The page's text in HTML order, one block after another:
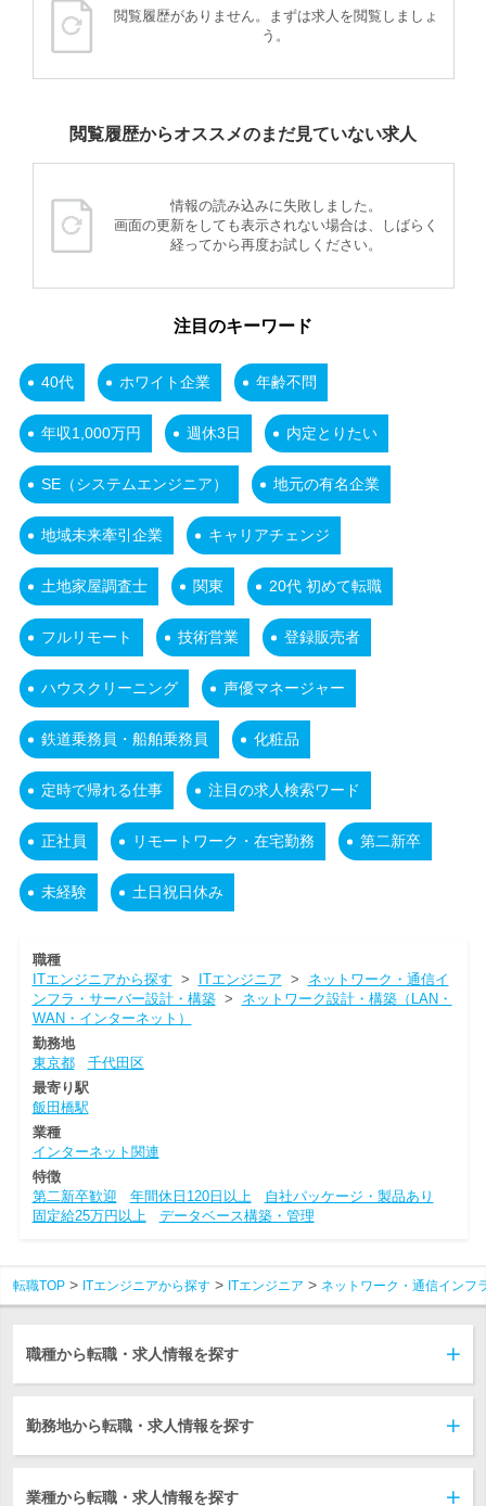
閲覧履歴がありません。まずは求人を閲覧しましょ
う。
閲覧履歴からオススメのまだ見ていない求人
情報の読み込みに失敗しました。
画面の更新をしても表示されない場合は、しばらく
経ってから再度お試しください。
注目のキーワード
40代 ホワイト企業 年齢不問
年収1,000万円 週休3日 内定とりたい
SE（システムエンジニア） 地元の有名企業
地域未来牽引企業 キャリアチェンジ
土地家屋調査士 関東 20代 初めて転職
フルリモート 技術営業 登録販売者
ハウスクリーニング 声優マネージャー
鉄道乗務員・船舶乗務員 化粧品
定時で帰れる仕事 注目の求人検索ワード
正社員 リモートワーク・在宅勤務 第二新卒
未経験 土日祝日休み
職種
ITエンジニアから探す > ITエンジニア > ネットワーク・通信イ
ンフラ・サーバー設計・構築> ネットワーク設計・構築（LAN・
WAN・インターネット）
勤務地
東京都
千代田区
最寄り駅
飯田橋駅
業種
インターネット関連
特徴
第二新卒歓迎
年間休日120日以上
自社パッケージ・製品あり
固定給25万円以上
データベース構築・管理
転職TOP ITエンジニアから探す ITエンジニア ネットワーク・通信インフ
職種から転職・求人情報を探す
勤務地から転職・求人情報を探す
業種から転職・求人情報を探す